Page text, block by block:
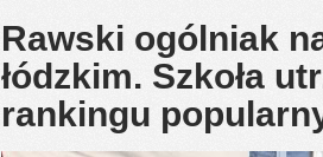
Rawski ogólniak
łódzkim. Szkoła
rankingu